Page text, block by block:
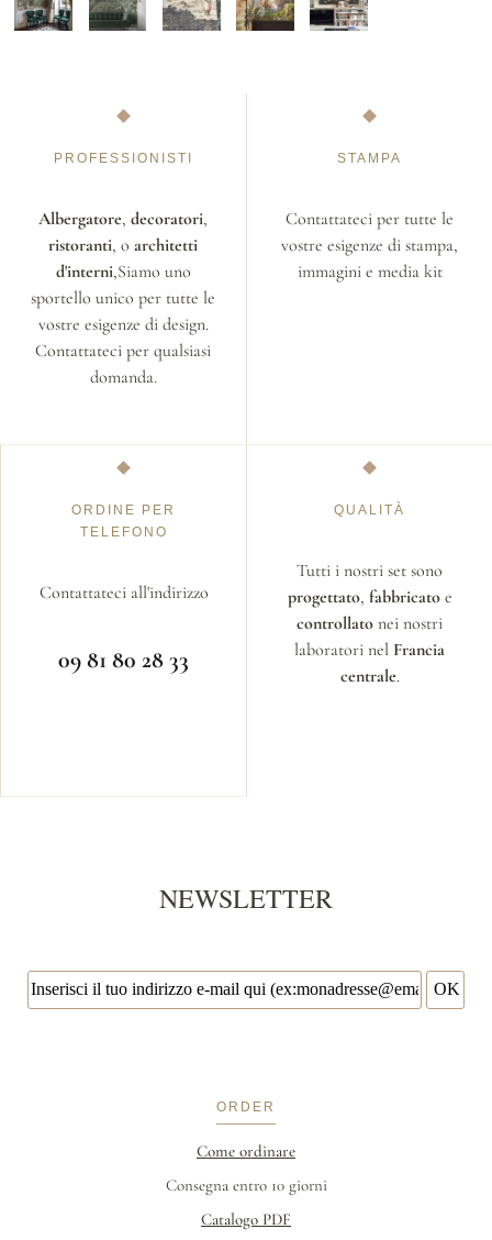
PROFESSIONISTI
Albergatore, decoratori,
ristoranti, o architetti
d'interni,Siamo uno
sportello unico per tutte le
vostre esigenze di design.
Contattateci per qualsiasi
domanda.
STAMPA
Contattateci per tutte le
vostre esigenze di stampa,
immagini e media kit
ORDINE PER
TELEFONO
Contattateci all'indirizzo
09 81 80 28 33
QUALITÀ
Tutti i nostri set sono
progettato, fabbricatoe
controllato nei nostri
laboratori nel Francia
centrale.
NEWSLETTER
ORDER
Come ordinare
Consegna entro 10 giorni
Catalogo PDF